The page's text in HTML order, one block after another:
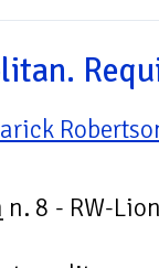
n. 8 - RW-